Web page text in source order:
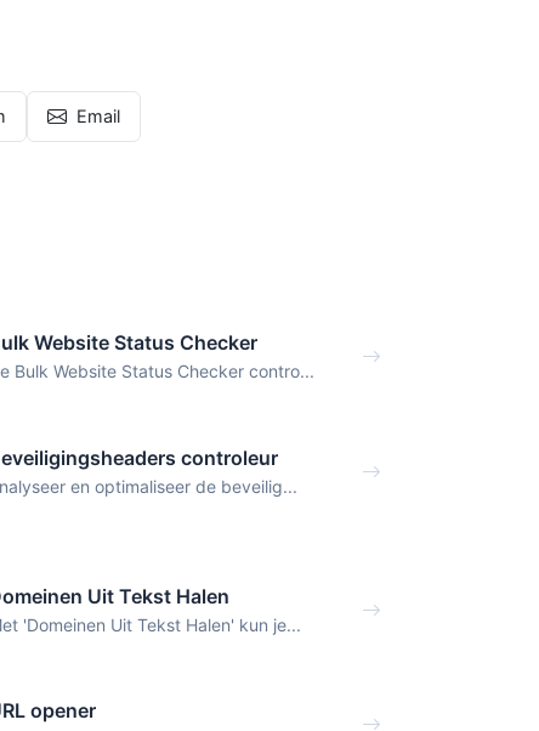
Email
Website Status Checker
Bulk Website Status Checker contro...
controleur
en optimaliseer de beveilig...
Uit Tekst Halen
'Domeinen Uit Tekst Halen' kun je...
opener